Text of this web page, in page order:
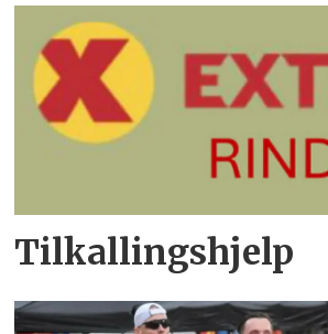
Tilkallingshjelp